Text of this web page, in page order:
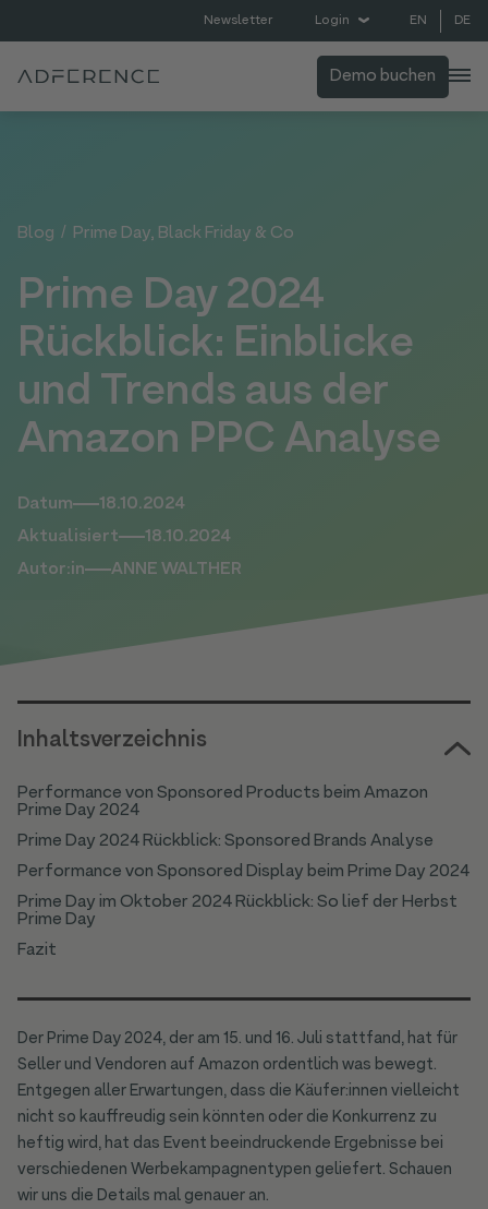
Newsletter Login EN DE
Demo buchen
Blog / Prime Day, Black Friday & Co
Prime Day 2024
Rückblick: Einblicke
und Trends aus der
Amazon PPC Analyse
Datum
18.10.2024
Aktualisiert
18.10.2024
Autor:in
ANNE WALTHER
Inhaltsverzeichnis
Performance von Sponsored Products beim Amazon
Prime Day 2024
Prime Day 2024 Rückblick: Sponsored Brands Analyse
Performance von Sponsored Display beim Prime Day 2024
Prime Day im Oktober 2024 Rückblick: So lief der Herbst
Prime Day
Fazit
Der Prime Day 2024, der am 15. und 16. Juli stattfand, hat für
Seller und Vendoren auf Amazon ordentlich was bewegt.
Entgegen aller Erwartungen, dass die Käufer:innen vielleicht
nicht so kauffreudig sein könnten oder die Konkurrenz zu
heftig wird, hat das Event beeindruckende Ergebnisse bei
verschiedenen Werbekampagnentypen geliefert. Schauen
wir uns die Details mal genauer an.